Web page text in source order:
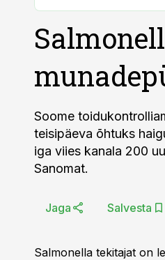
Soome
teisipäeva õhtuks
iga viies kanala 200
Sanomat.
Jaga Salvesta
Salmonella tekitajat on